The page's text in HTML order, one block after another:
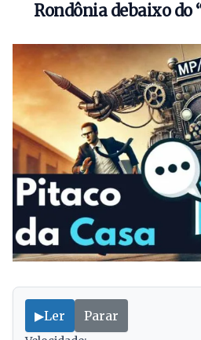
Rondônia debaixo do
▶Ler Parar